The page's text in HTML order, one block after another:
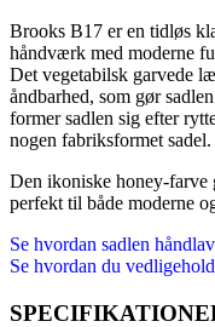
Brooks B17 er en tidløs
håndværk med moderne
Det vegetabilsk garvede
åndbarhed, som gør
former sadlen sig efter
nogen fabriksformet sadel.
Den ikoniske honey-farve
perfekt til både moderne
Se hvordan sadlen
Se hvordan du